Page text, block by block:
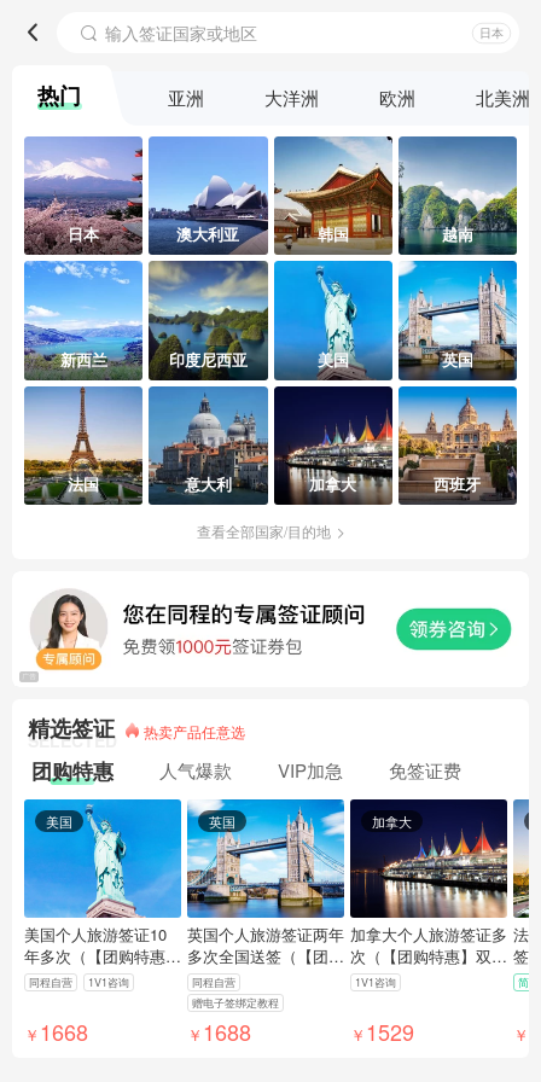
输入签证国家或地区 日本
热门 亚洲 大洋洲 欧洲 北美洲
日本 澳大利亚 韩国 越南
新西兰 印度尼西亚 美国 英国
法国 意大利 加拿大 西班牙
查看全部国家/目的地
精选签证
SELECTED 热卖产品任意选
团购特惠 人气爆款 VIP加急 免签证费
美国
美国个人旅游签证10
年多次（【团购特惠】
双人起订，全国受理就
代预约）
同程自营 1V1咨询
￥ 1668
英国
英国个人旅游签证两年
多次全国送签（【团购
优惠】双人起订特惠·
全国受理免邮寄·专业
审核制作·赠电子签绑
定教程）
同程自营
赠电子签绑定教程
￥ 1688
加拿大
加拿大个人旅游签证多
次（【团购特惠】双人
起订，全国受理就近录
免机酒行程单，免邮
寄）
1V1咨询
￥ 1529
法
签
特
的
简
￥